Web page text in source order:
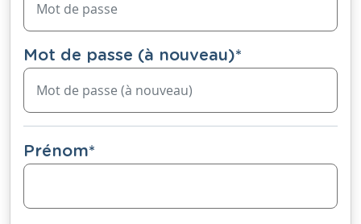
Mot de passe (à nouveau)*
Prénom*